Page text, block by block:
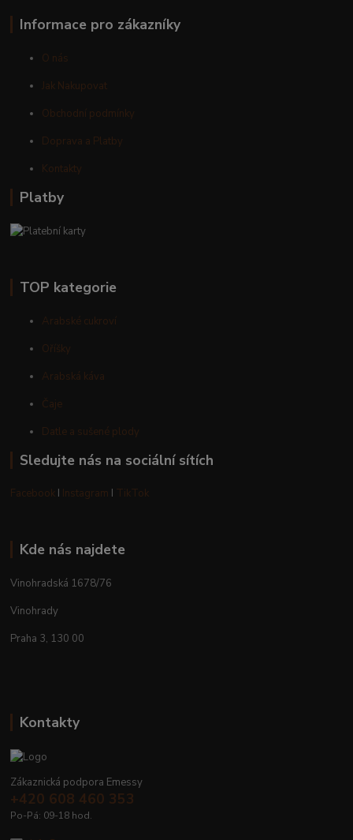
Informace pro zákazníky
O nás
Jak Nakupovat
Obchodní podmínky
Doprava a Platby
Kontakty
Platby
TOP kategorie
Arabské cukroví
Oříšky
Arabská káva
Čaje
Datle a sušené plody
Sledujte nás na sociální sítích
Facebook I Instagram I TikTok
Kde nás najdete
Vinohradská 1678/76
Vinohrady
Praha 3, 130 00
Kontakty
Zákaznická podpora Emessy
+420 608 460 353
Po-Pá: 09-18 hod.